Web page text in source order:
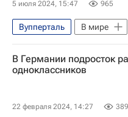
5 июля 2024, 15:47 965
Вупперталь В мире
Михаэль Шумахер
В Германии подросток
одноклассников
22 февраля 2024, 14:27